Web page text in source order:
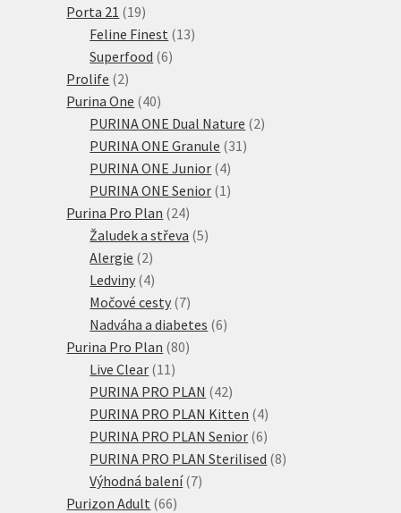
produkt
Porta 21 1919
produktů
Feline Finest 1313
Superfood 66
Prolife 22
produkty
Purina One 4040
produktů
PURINA ONE Dual Nature 22
PURINA ONE Granule 31 31
PURINA ONE Junior 44
produkty
PURINA ONE Senior 1 1
Purina Pro Plan 2424
produktů
Žaludek a střeva 55
Alergie 22
produkty
Ledviny 44
produkty
Močové cesty 77
produktů
Nadváha a diabetes 66
Purina Pro Plan 8080
Live Clear 11 11
produktů
PURINA PRO PLAN 4242
produktů
PURINA PRO PLAN Kitten 44
produkty
PURINA PRO PLAN Senior 66
produktů
PURINA PRO PLAN Sterilised 88
Výhodná balení 77
Purizon Adult 6666